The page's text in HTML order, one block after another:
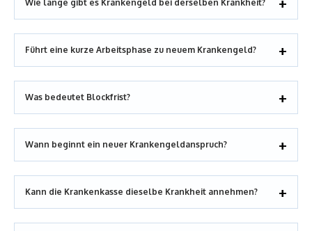
Wie lange gibt es Krankengeld bei derselben Krankheit?
Führt eine kurze Arbeitsphase zu neuem Krankengeld?
Was bedeutet Blockfrist?
Wann beginnt ein neuer Krankengeldanspruch?
Kann die Krankenkasse dieselbe Krankheit annehmen?